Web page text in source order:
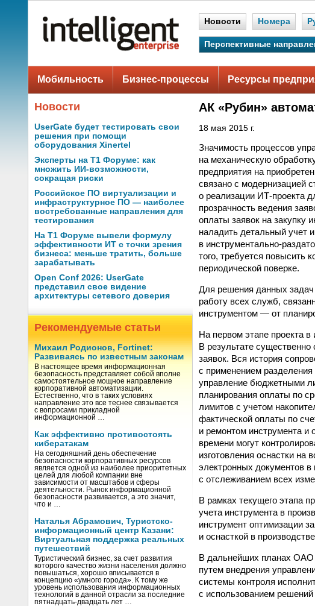
Новости Номера
Перспективные
Мобильность Бизнес-процессы Ресурсы
Новости
UserGate будет тестировать свои
решения при помощи
оборудования Xinertel
Эксперты на Т1 Форуме: как
множить ИИ-возможности,
сокращая риски
Российское ПО виртуализации и
инфраструктурное ПО — наиболее
востребованные направления для
тестирования
На Т1 Форуме вывели формулу
эффективности ИТ с точки зрения
бизнеса: меньше тратить, больше
зарабатывать
Open Conf 2026: UserGate
представил свое видение
архитектуры сетевого доверия
Рекомендуемые статьи
Михаил Родионов, Fortinet:
Развиваясь по известным законам
В настоящее время информационная
безопасность представляет собой вполне
самостоятельное мощное направление
корпоративной автоматизации.
Естественно, что в таких условиях
направление это все теснее связывается
с вопросами прикладной
информационной …
Как эффективно противостоять
кибератакам
На сегодняшний день обеспечение
безопасности корпоративных ресурсов
является одной из наиболее приоритетных
целей для любой компании вне
зависимости от масштабов и сферы
деятельности. Рынок информационной
безопасности развивается, а это значит,
что и …
Наталья Абрамович, Туристско-
информационный центр Казани:
Виртуальная поддержка реальных
путешествий
Туристический бизнес, за счет развития
которого качество жизни населения должно
повышаться, хорошо вписывается в
концепцию «умного города». К тому же
уровень использования информационных
технологий в данной отрасли за последние
пятнадцать-двадцать лет …
АК «Рубин»
18 мая 2015 г.
Значимость процессов
на механическую
предприятия на
связано с модернизацией
о реализации ИТ-проекта
прозрачность ведения
оплаты заявок на закупку
наладить детальный учет
в инструментально-
того, требуется повысить
периодической поверке.
Для решения данных
работу всех служб,
инструментом — от
На первом этапе проекта
В результате существенно
заявок. Вся история
с применением
управление бюджетными
планирования оплаты по
лимитов с учетом
фактической оплаты по
и ремонтом инструмента и
времени могут
изготовления оснастки на
электронных документов в
с отслеживанием всех
В рамках текущего этапа
учета инструмента в
инструмент оптимизации
и оснасткой в
В дальнейших планах ОАО
путем внедрения
системы контроля
с использованием